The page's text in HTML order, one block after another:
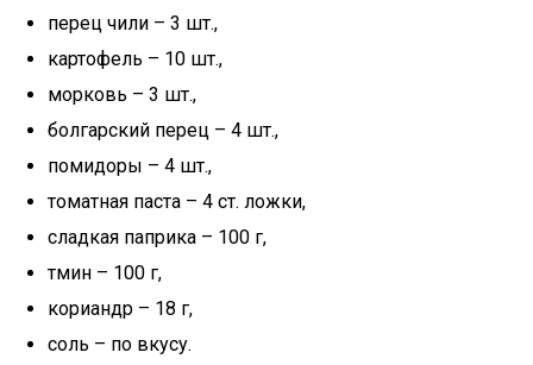
перец чили – 3 шт.,
картофель – 10 шт.,
морковь – 3 шт.,
болгарский перец – 4 шт.,
помидоры – 4 шт.,
томатная паста – 4 ст. ложки,
сладкая паприка – 100 г,
тмин – 100 г,
кориандр – 18 г,
соль – по вкусу.